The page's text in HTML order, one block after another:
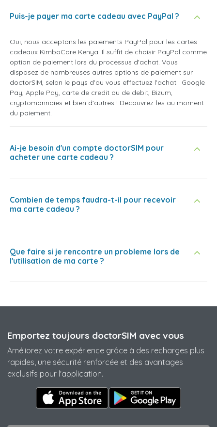
Puis-je payer ma carte cadeau avec PayPal ?
Oui, nous acceptons les paiements PayPal pour les cartes
cadeaux KimboCare Kenya. Il suffit de choisir PayPal comme
option de paiement lors du processus d'achat. Vous
disposez de nombreuses autres options de paiement sur
doctorSIM, selon le pays d'ou vous effectuez l'achat : Google
Pay, Apple Pay, carte de credit ou de debit, Bizum,
cryptomonnaies et bien d'autres ! Decouvrez-les au moment
du paiement.
Ai-je besoin d'un compte doctorSIM pour
acheter une carte cadeau ?
Combien de temps faudra-t-il pour recevoir
ma carte cadeau ?
Que faire si je rencontre un probleme lors de
l'utilisation de ma carte ?
Emportez toujours doctorSIM avec vous
Améliorez votre expérience grâce à des recharges plus
rapides, une sécurité renforcée et des avantages
exclusifs pour l'application.